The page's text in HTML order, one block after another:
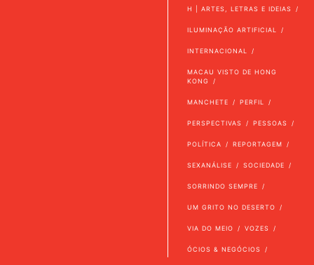
H | ARTES, LETRAS E IDEIAS
ILUMINAÇÃO ARTIFICIAL
INTERNACIONAL
MACAU VISTO DE HONG
KONG
MANCHETE PERFIL
PERSPECTIVAS PESSOAS
POLÍTICA REPORTAGEM
SEXANÁLISE SOCIEDADE
SORRINDO SEMPRE
UM GRITO NO DESERTO
VIA DO MEIO VOZES
ÓCIOS & NEGÓCIOS